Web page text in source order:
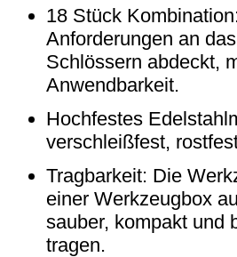
18 Stück
Anforderungen an
Schlössern abdeckt,
Anwendbarkeit.
Hochfestes
verschleißfest,
Tragbarkeit: Die
einer Werkzeugbox
sauber, kompakt und
tragen.